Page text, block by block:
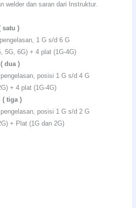
welder dan saran dari Instruktur.
satu )
1 G s/d 6 G
5G, 6G) + 4 plat (1G-4G)
dua )
posisi 1 G s/d 4 G
+ 4 plat (1G-4G)
( tiga )
posisi 1 G s/d 2 G
+ Plat (1G dan 2G)